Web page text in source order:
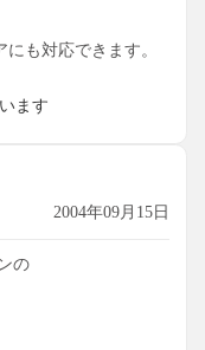
も対応できます。
ます
2004年09月15日
の